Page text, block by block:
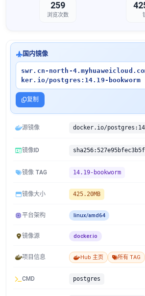
259
浏览次数
国内镜像
swr.cn-north-
ker.io/postgres:14.19-bookworm
复制
源镜像 docker.io/
镜像ID
镜像 TAG 14.19-bookworm
镜像大小 425.20MB
平台架构 linux/amd64
镜像源 docker.io
项目信息 Hub 主页 所有 TAG
CMD postgres